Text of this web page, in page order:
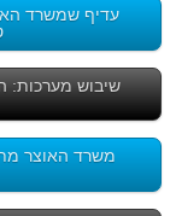
עדיף שמשרד
שיבוש מערכות: